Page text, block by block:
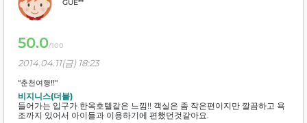
GUE**
50.0/100
2014.04.11(금) 18:23
"춘천여행!!"
비지니스(더블)
들어가는 입구가 한옥호텔같은 느낌!! 객실은 좀 작은편이지만 깔끔하고 욕
조까지 있어서 아이들과 이용하기에 편했던것같아요.